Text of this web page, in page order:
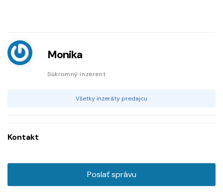
Monika
Súkromný inzerent
Všetky inzeráty predajcu
Kontakt
Poslať správu